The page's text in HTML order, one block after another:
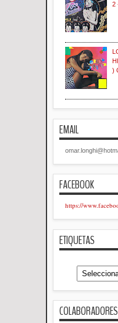
2
)
EMAIL
FACEBOOK
https://
ETIQUETAS
COLABORADORES